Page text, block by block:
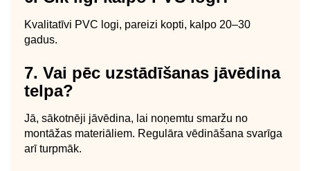
Kvalitatīvi PVC logi, pareizi kopti, kalpo 20–30
gadus.
7. Vai pēc uzstādīšanas jāvēdina
telpa?
Jā, sākotnēji jāvēdina, lai noņemtu smaržu no
montāžas materiāliem. Regulāra vēdināšana svarīga
arī turpmāk.